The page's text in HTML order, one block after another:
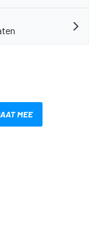
MEE